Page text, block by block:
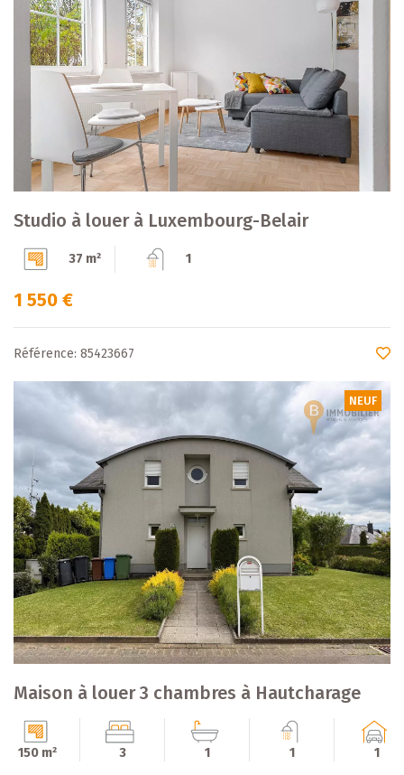
Studio à louer à Luxembourg-Belair
37 m² 1
1 550 €
Référence: 85423667
NEUF
Maison à louer 3 chambres à Hautcharage
150 m² 3 1 1 1